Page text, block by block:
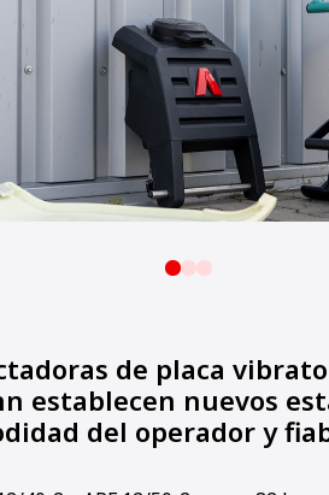
de placa
establecen nuevos
del operador y